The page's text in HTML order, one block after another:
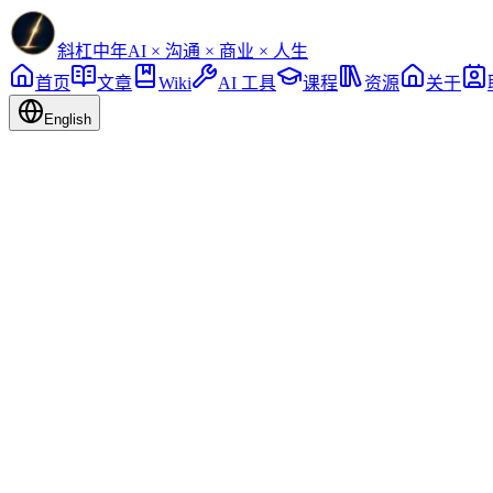
斜杠中年AI × 沟通 × 商业 × 人生
首页
文章 Wiki AI 工具 课程 资源 关于
English